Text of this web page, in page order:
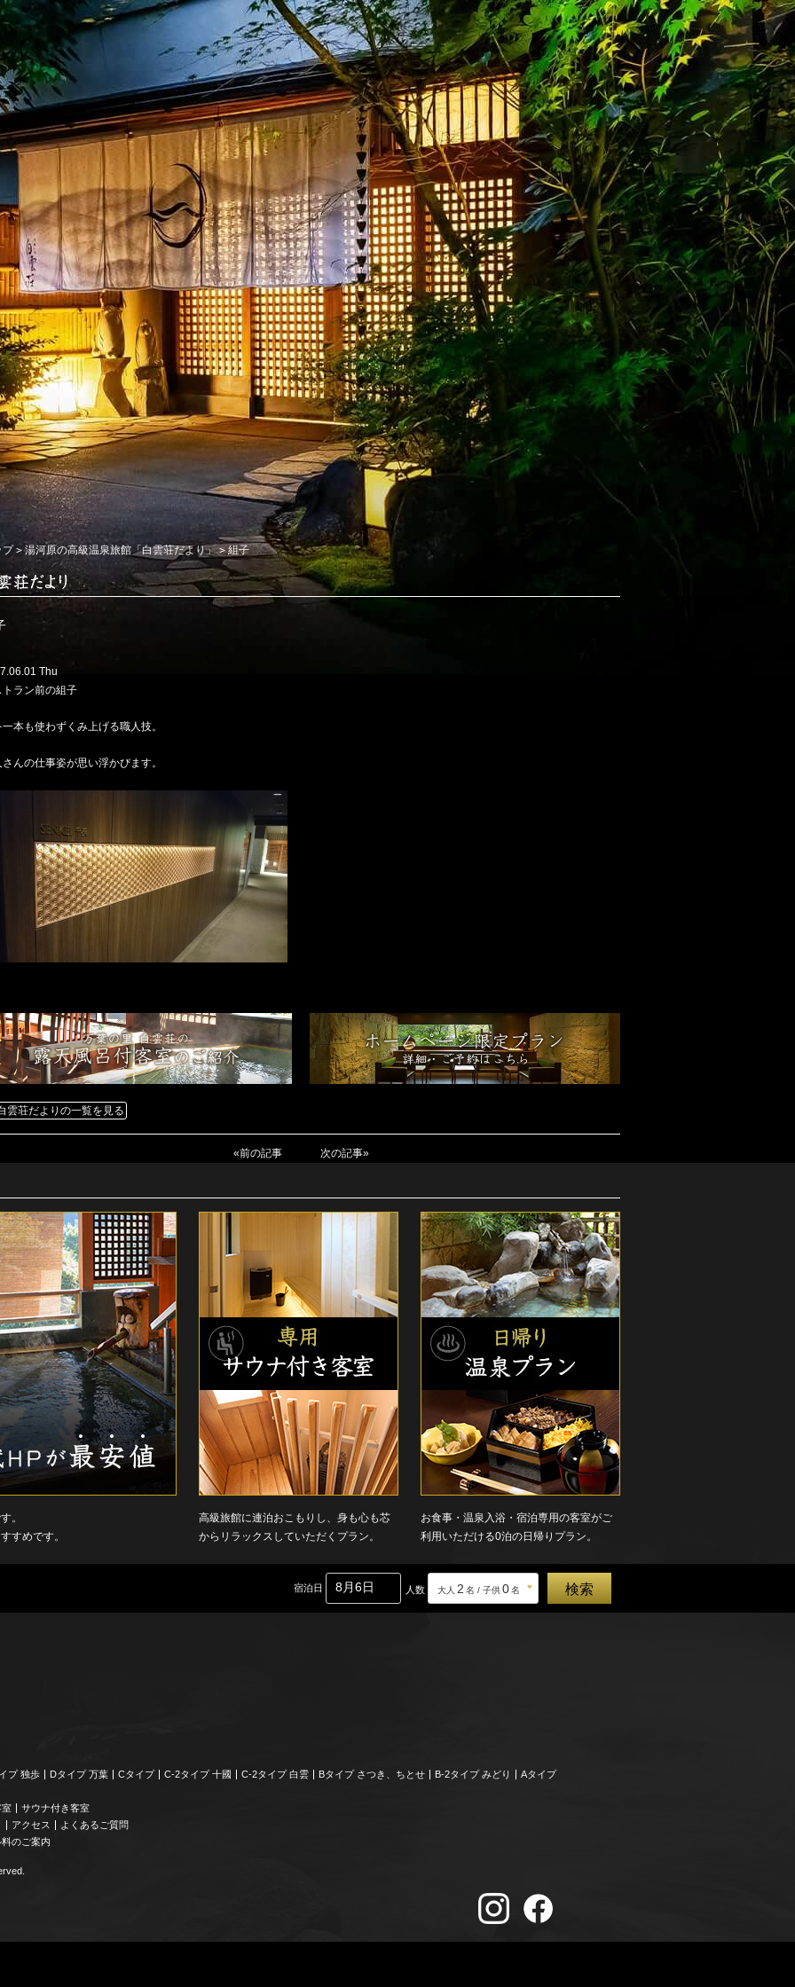
プ 湯河原の高級温泉旅館「白雲荘だより」 組子
Thu
トラン前の組子
本も使わずくみ上げる職人技。
んの仕事姿が思い浮かびます。
雲荘だよりの一覧を見る
«前の記事 次の記事»
。
すめです。
高級旅館に連泊おこもりし、身も心も芯
からリラックスしていただくプラン。
お食事・温泉入浴・宿泊専用の客室がご
利用いただける0泊の日帰りプラン。
宿泊日 人数 大人 2 名 / 子供0名
プ 独歩 Dタイプ 万葉 Cタイプ C-2タイプ 十國 C-2タイプ 白雲 Bタイプ さつき、ちとせ B-2タイプ みどり Aタイプ
室
サウナ付き客室
アクセス
よくあるご質問
のご案内